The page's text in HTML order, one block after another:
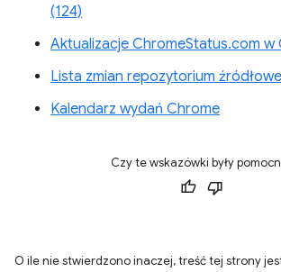
(124)
Aktualizacje ChromeStatus.com w
Lista zmian repozytorium
Kalendarz wydań Chrome
Czy te wskazówki były
O ile nie stwierdzono inaczej, treść tej strony